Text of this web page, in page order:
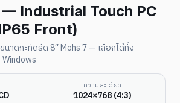
Industrial Touch PC
Front)
าดกะทัดรัด 8″ Mohs 7 — เลือกได้ทั้ง
ความละเอียด
1024×768 (4:3)